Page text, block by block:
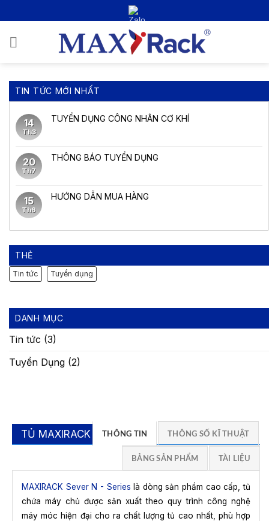
qua
nội
dung
TIN TỨC MỚI NHẤT
14
Th3
TUYỂN DỤNG CÔNG NHÂN CƠ KHÍ
20
Th7
THÔNG BÁO TUYỂN DỤNG
15
Th6
HƯỚNG DẪN MUA HÀNG
THẺ
Tin tức Tuyển dụng
DANH MỤC
Tin tức (3)
Tuyển Dụng (2)
TỦ MAXIRACK N THÔNG TIN THÔNG SỐ KĨ THUẬT
BẢNG SẢN PHẨM TÀI LIỆU
MAXIRACK Sever N - Series là dòng sản phẩm cao cấp, tủ
chứa máy chủ được sản xuất theo quy trình công nghệ
máy móc hiện đại cho ra chất lượng tủ cao nhất, phù hợp